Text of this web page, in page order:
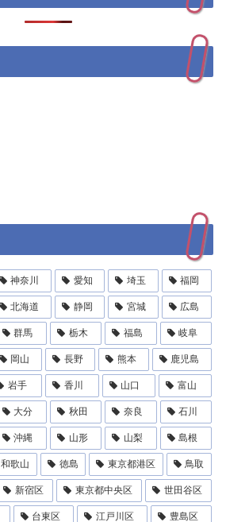
神奈川 愛知 埼玉 福岡
北海道 静岡 宮城 広島
群馬 栃木 福島 岐阜
岡山 長野 熊本 鹿児島
岩手 香川 山口 富山
大分 秋田 奈良 石川
沖縄 山形 山梨 島根
和歌山 徳島 東京都港区 鳥取
新宿区 東京都中央区 世田谷区
台東区 江戸川区 豊島区